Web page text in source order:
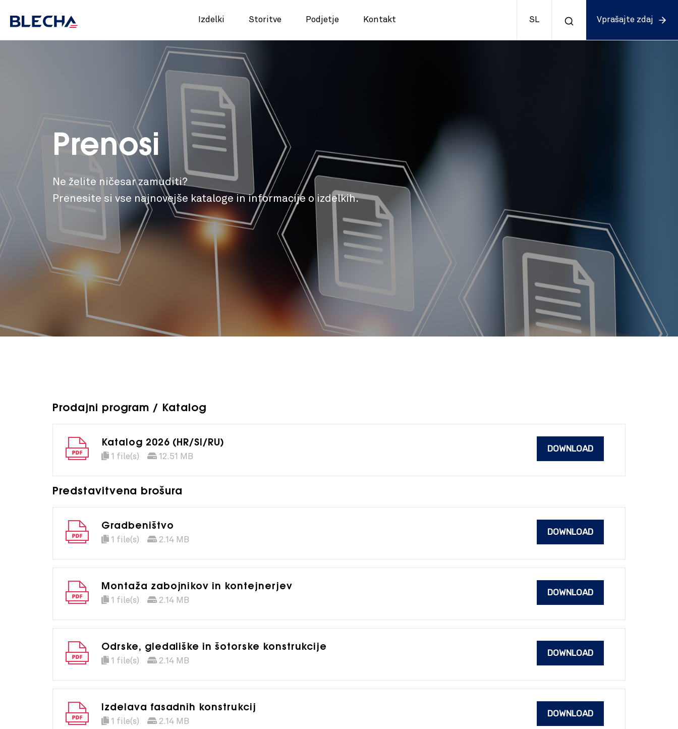
Izdelki Storitve Podjetje Kontakt SL Vprašajte zdaj
Prenosi
Ne želite ničesar zamuditi?
Prenesite si vse najnovejše kataloge in informacije o izdelkih.
Prodajni program / Katalog
Katalog 2026 (HR/SI/RU)
1 file(s) 12.51 MB
DOWNLOAD
Predstavitvena brošura
Gradbeništvo
1 file(s) 2.14 MB
DOWNLOAD
Montaža zabojnikov in kontejnerjev
1 file(s) 2.14 MB
DOWNLOAD
Odrske, gledališke in šotorske konstrukcije
1 file(s) 2.14 MB
DOWNLOAD
Izdelava fasadnih konstrukcij
1 file(s) 2.14 MB
DOWNLOAD